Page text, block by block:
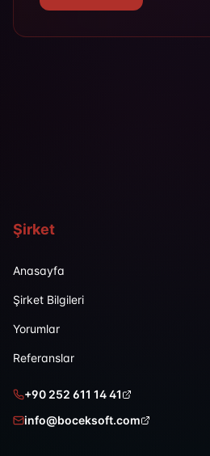
Şirket
Anasayfa
Şirket Bilgileri
Yorumlar
Referanslar
+90 252 611 14 41
info@boceksoft.com